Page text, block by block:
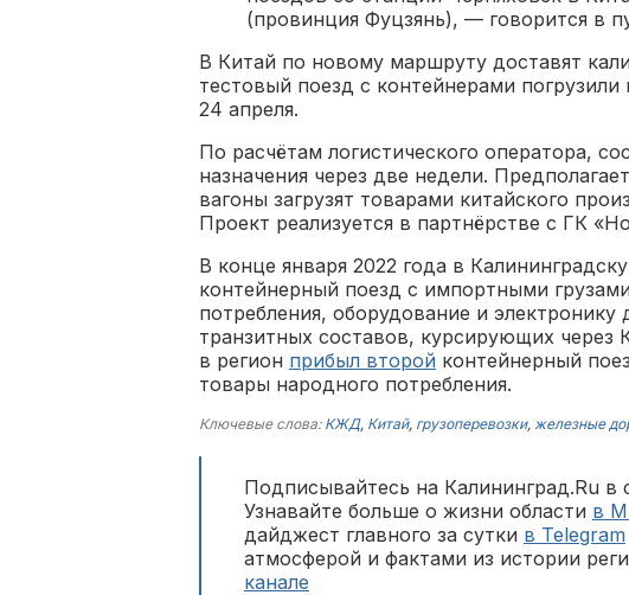
(провинция Фуцзянь), — говорится в
В Китай по новому маршруту доставят
тестовый поезд с контейнерами
24 апреля.
По расчётам логистического оператора,
назначения через две недели.
вагоны загрузят товарами китайского
Проект реализуется в партнёрстве с ГК
В конце января 2022 года в
контейнерный поезд с импортными
потребления, оборудование и электронику
транзитных составов, курсирующих через
в регион прибыл второй контейнерный
товары народного потребления.
Ключевые слова: КЖД, Китай, грузоперевозки, железные
Подписывайтесь на Калининград.Ru в
Узнавайте больше о жизни области в
дайджест главного за сутки в Telegram
атмосферой и фактами из истории
канале